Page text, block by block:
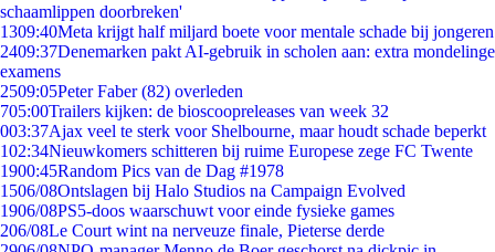
schaamlippen doorbreken'
1309:40Meta krijgt half miljard boete voor mentale schade bij jongeren
2409:37Denemarken pakt AI-gebruik in scholen aan: extra mondelinge
examens
2509:05Peter Faber (82) overleden
705:00Trailers kijken: de bioscoopreleases van week 32
003:37Ajax veel te sterk voor Shelbourne, maar houdt schade beperkt
102:34Nieuwkomers schitteren bij ruime Europese zege FC Twente
1900:45Random Pics van de Dag #1978
1506/08Ontslagen bij Halo Studios na Campaign Evolved
1906/08PS5-doos waarschuwt voor einde fysieke games
206/08Le Court wint na nerveuze finale, Pieterse derde